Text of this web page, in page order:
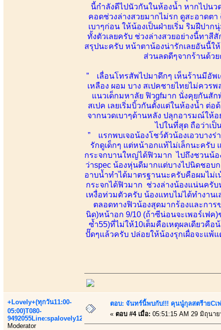
นี้กำลังดีไปนัวกันในห้องน้ำ หากไปน
คอดช่วงล่างสวยมากไม่รก ดูสะอาดต
เบาๆก่อน ให้น้องเป็นฝ่ายเริ่ม ริมฝีปา
ทั้งตัวเลยครับ ช่วงล่างสวยอย่างนี้ทาสี
สรุปนะครับ หน้าตาน้องน่ารักเลยอันนี้ใ
ส่วนลดดีๆจากร้านด้ว
” เลื่อนโทรสัพไปมาดึกๆ เห็นร้านมีอัพ
เหลือง ผอม บาง สเปคชายไทยไม่ควร
แนวเด็กมหาลัย ฟิวgfมาก นั่งคุยกันสั
สเปค เลยเริ่มบิ้วกันตั้งแต่ในห้องน้ำ ต่
จากนวดเบาๆด้านหลัง ปลุกอารมณ์ให้
ไปในที่สุด ถือว่าเ
” แรกพบเจอน้องโชว์ตัวน้องเอวบางร่
รักดูเด็กๆ แต่หน้าอกแท้ไม่เล็กนะครั
กระจกบานใหญ่ได้ฟิวมาก ไปถึงชวนน้
ว่าspec น้องหุ่นดีมากแต่บางไปนิดชอบ
อาบน้ำทำได้มาตรฐานนะครับคือผมไม่
กระจกได้ฟิวมาก ช่วงล่างน้องแน่นครับ
เหงื่อท่วมตัวครับ น้องแทบไม่ได้ทำงาน
ตลอดทางฟิวน้องสุดมากร้องและกา
นิด)หน้าอก 9/10 (ถ้าซีน่อนจะเพอร์เฟค
ซ้ำ55)ที่ไม่ให้10เต็มคือเหตุผลเดียวคื
ปั๊ดๆแล้วครับ ปล่อยให้น้องรุกเผื่อจะแพ้
+Lovely+(ทุกวัน11:00-
05:00)T080-
9492055Line:spalovely123
Moderator
ตอบ: จันทร์นี้พบกับ!!! คุนนู๋กุลสตรีายCเ
« ตอบ #4 เมื่อ: 05:51:15 AM 29 มิถุนา